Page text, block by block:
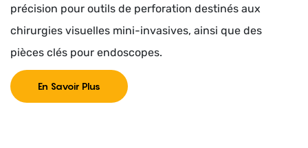
précision pour outils de perforation destinés aux
chirurgies visuelles mini-invasives, ainsi que des
pièces clés pour endoscopes.
En Savoir Plus